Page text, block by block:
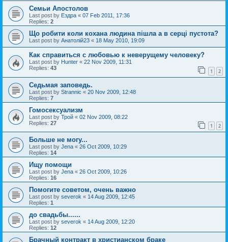
Семьи Апостолов
Last post by Ездра « 07 Feb 2011, 17:36
Replies: 2
Що робити коли кохана людина пішла а в серці пустота?
Last post by Анатолій23 « 18 May 2010, 19:09
Как справиться с любовью к неверущему человеку?
Last post by Hunter « 22 Nov 2009, 11:31
Replies: 43 1 2
Седьмая заповедь.
Last post by Strannic « 20 Nov 2009, 12:48
Replies: 7
Гомосексуализм
Last post by Трой « 02 Nov 2009, 08:22
Replies: 27 1 2
Больше не могу...
Last post by Jena « 26 Oct 2009, 10:29
Replies: 14
Ищу помощи
Last post by Jena « 26 Oct 2009, 10:26
Replies: 16
Помогите советом, очень важно
Last post by severok « 14 Aug 2009, 12:45
Replies: 1
до свадьбы......
Last post by severok « 14 Aug 2009, 12:20
Replies: 12
Брачный контракт в христианском браке